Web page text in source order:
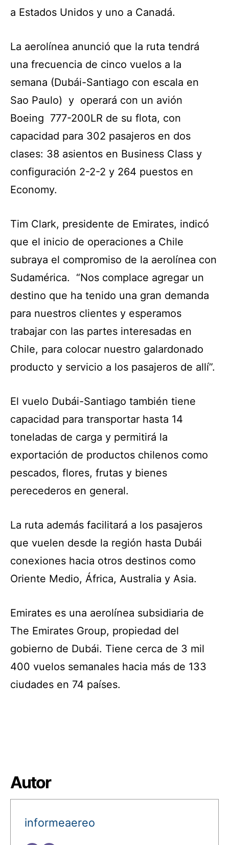
a Estados Unidos y uno a Canadá.
La aerolínea anunció que la ruta tendrá
una frecuencia de cinco vuelos a la
semana (Dubái-Santiago con escala en
Sao Paulo) y operará con un avión
Boeing 777-200LR de su flota, con
capacidad para 302 pasajeros en dos
clases: 38 asientos en Business Class y
configuración 2-2-2 y 264 puestos en
Economy.
Tim Clark, presidente de Emirates, indicó
que el inicio de operaciones a Chile
subraya el compromiso de la aerolínea con
Sudamérica. “Nos complace agregar un
destino que ha tenido una gran demanda
para nuestros clientes y esperamos
trabajar con las partes interesadas en
Chile, para colocar nuestro galardonado
producto y servicio a los pasajeros de allí”.
El vuelo Dubái-Santiago también tiene
capacidad para transportar hasta 14
toneladas de carga y permitirá la
exportación de productos chilenos como
pescados, flores, frutas y bienes
perecederos en general.
La ruta además facilitará a los pasajeros
que vuelen desde la región hasta Dubái
conexiones hacia otros destinos como
Oriente Medio, África, Australia y Asia.
Emirates es una aerolínea subsidiaria de
The Emirates Group, propiedad del
gobierno de Dubái. Tiene cerca de 3 mil
400 vuelos semanales hacia más de 133
ciudades en 74 países.
Autor
informeaereo